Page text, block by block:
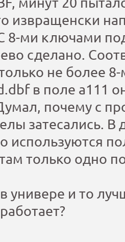
извращенски
8-ми ключами
сделано.
не более
в поле a111
почему с
затесались. В
используются
только одно
универе и то